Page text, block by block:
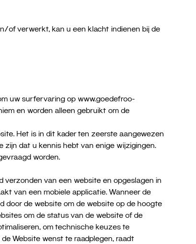
of verwerkt, kan u een klacht indienen bij de
uw surfervaring op www.goedefroo-
en worden alleen gebruikt om de
Het is in dit kader ten zeerste aangewezen
dat u kennis hebt van enige wijzigingen.
worden.
verzonden van een website en opgeslagen in
van een mobiele applicatie. Wanneer de
door de website om de website op de hoogte
om de status van de website of de
om technische keuzes te
Website wenst te raadplegen, raadt